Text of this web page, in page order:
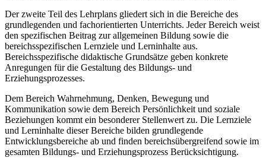
Der zweite Teil des Lehrplans gliedert sich in die Bereiche des
grundlegenden und fachorientierten Unterrichts. Jeder Bereich weist
den spezifischen Beitrag zur allgemeinen Bildung sowie die
bereichsspezifischen Lernziele und Lerninhalte aus.
Bereichsspezifische didaktische Grundsätze geben konkrete
Anregungen für die Gestaltung des Bildungs- und
Erziehungsprozesses.
Dem Bereich Wahrnehmung, Denken, Bewegung und
Kommunikation sowie dem Bereich Persönlichkeit und soziale
Beziehungen kommt ein besonderer Stellenwert zu. Die Lernziele
und Lerninhalte dieser Bereiche bilden grundlegende
Entwicklungsbereiche ab und finden bereichsübergreifend sowie im
gesamten Bildungs- und Erziehungsprozess Berücksichtigung.